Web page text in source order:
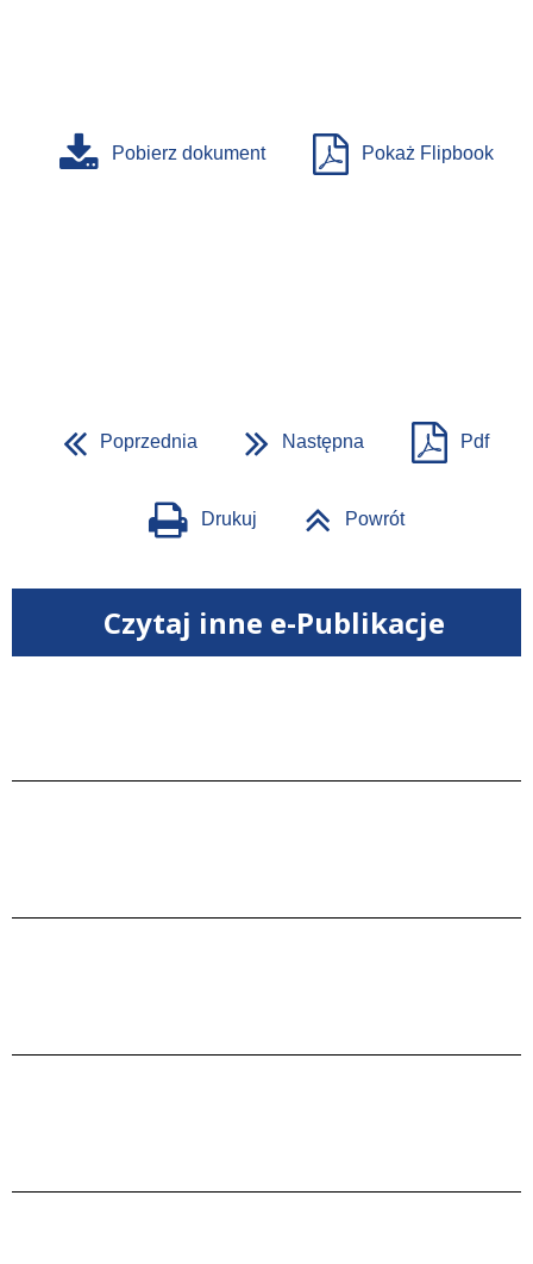
Pobierz dokument Pokaż Flipbook
Poprzednia Następna Pdf
Drukuj Powrót
Czytaj inne e-Publikacje